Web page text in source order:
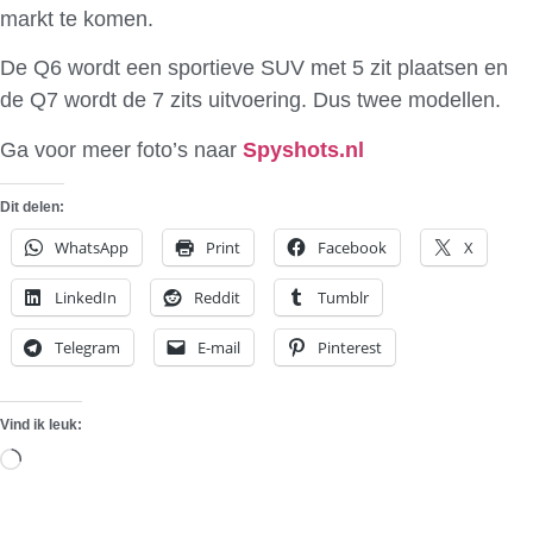
markt te komen.
De Q6 wordt een sportieve SUV met 5 zit plaatsen en
de Q7 wordt de 7 zits uitvoering. Dus twee modellen.
Ga voor meer foto’s naar Spyshots.nl
Dit delen:
WhatsApp Print Facebook X
LinkedIn Reddit Tumblr
Telegram E-mail Pinterest
Vind ik leuk:
Aan